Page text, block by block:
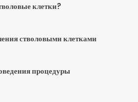
клетки?
стволовыми клетками
процедуры